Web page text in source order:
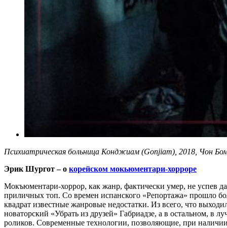
Психиатрическая больница Конджиам (Gonjiam), 2018, Чон
Эрик Шургот – о корейском мокьюментари-хорроре
Мокъюментари-хоррор, как жанр, фактически умер, не успев
приличных топ. Со времен испанского «Репортажа» прошло
квадрат известные жанровые недостатки. Из всего, что
новаторский «Убрать из друзей» Габриадзе, а в остальном, в
роликов. Современные технологии, позволяющие, при